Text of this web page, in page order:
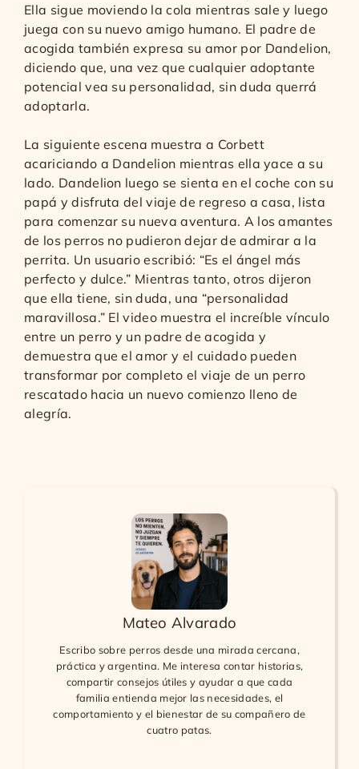
Ella sigue moviendo la cola mientras sale y luego
juega con su nuevo amigo humano. El padre de
acogida también expresa su amor por Dandelion,
diciendo que, una vez que cualquier adoptante
potencial vea su personalidad, sin duda querrá
adoptarla.
La siguiente escena muestra a Corbett
acariciando a Dandelion mientras ella yace a su
lado. Dandelion luego se sienta en el coche con su
papá y disfruta del viaje de regreso a casa, lista
para comenzar su nueva aventura. A los amantes
de los perros no pudieron dejar de admirar a la
perrita. Un usuario escribió: “Es el ángel más
perfecto y dulce.” Mientras tanto, otros dijeron
que ella tiene, sin duda, una “personalidad
maravillosa.” El video muestra el increíble vínculo
entre un perro y un padre de acogida y
demuestra que el amor y el cuidado pueden
transformar por completo el viaje de un perro
rescatado hacia un nuevo comienzo lleno de
alegría.
Mateo Alvarado
Escribo sobre perros desde una mirada cercana,
práctica y argentina. Me interesa contar historias,
compartir consejos útiles y ayudar a que cada
familia entienda mejor las necesidades, el
comportamiento y el bienestar de su compañero de
cuatro patas.